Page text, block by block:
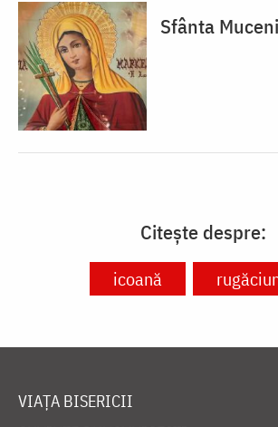
Sfânta
Citește despre:
icoană
VIAȚA BISERICII